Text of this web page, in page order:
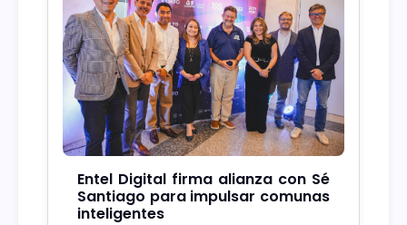
Entel Digital firma alianza con Sé
Santiago para impulsar comunas
inteligentes